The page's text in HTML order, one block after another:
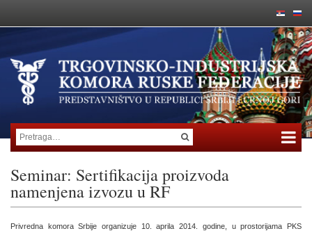
Seminar: Sertifikacija proizvoda
namenjena izvozu u RF
Privredna komora Srbije organizuje 10. aprila 2014. godine, u prostorijama PKS